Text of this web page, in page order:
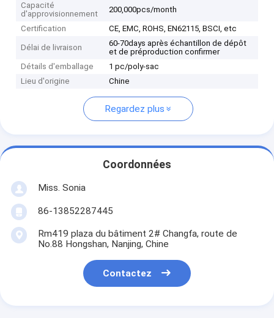
Capacité
d'approvisionnement
200,000pcs/month
Certification CE, EMC, ROHS, EN62115, BSCI, etc
Délai de livraison
60-70days après échantillon de dépôt
et de préproduction confirmer
Détails d'emballage
1 pc/poly-sac
Lieu d'origine
Chine
Regardez plus
Coordonnées
Miss. Sonia
86-13852287445
Rm419 plaza du bâtiment 2# Changfa, route de
No.88 Hongshan, Nanjing, Chine
Contactez